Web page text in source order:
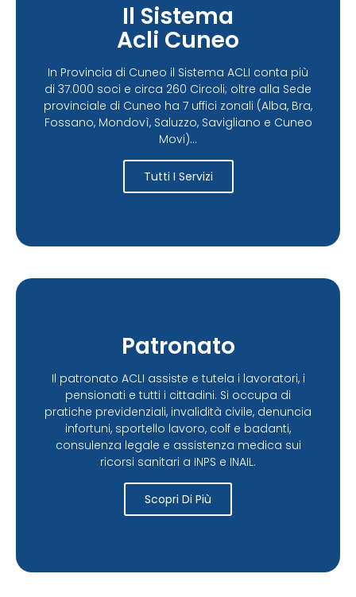
Il Sistema
Acli Cuneo
In Provincia di Cuneo il Sistema ACLI conta più
di 37.000 soci e circa 260 Circoli; oltre alla Sede
provinciale di Cuneo ha 7 uffici zonali (Alba, Bra,
Fossano, Mondovì, Saluzzo, Savigliano e Cuneo
Movi)...
Tutti I Servizi
Patronato
Il patronato ACLI assiste e tutela i lavoratori, i
pensionati e tutti i cittadini. Si occupa di
pratiche previdenziali, invalidità civile, denuncia
infortuni, sportello lavoro, colf e badanti,
consulenza legale e assistenza medica sui
ricorsi sanitari a INPS e INAIL.
Scopri Di Più